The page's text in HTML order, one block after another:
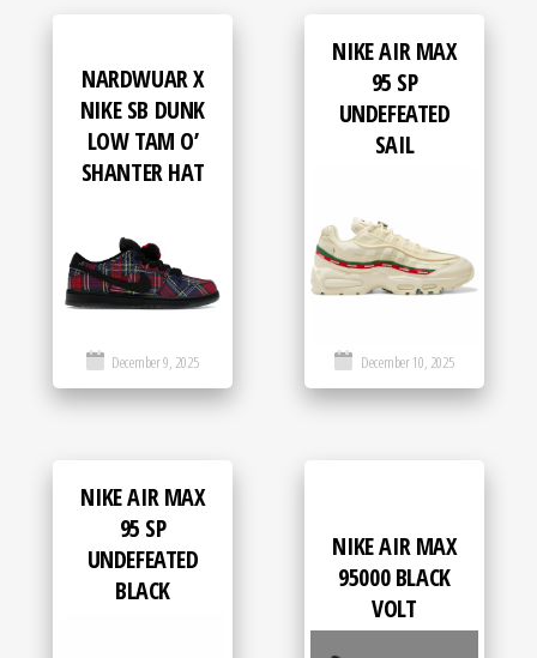
NARDWUAR X
NIKE SB DUNK
LOW TAM O’
SHANTER HAT
December 9, 2025
NIKE AIR MAX
95 SP
UNDEFEATED
SAIL
December 10, 2025
NIKE AIR MAX
95 SP
UNDEFEATED
BLACK
NIKE AIR MAX
95000 BLACK
VOLT